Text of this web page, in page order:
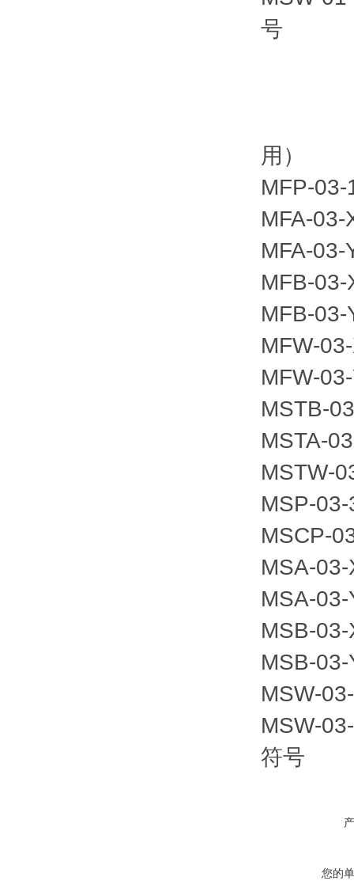
号
用）
MFP-
MFA-
MFA-03-
MFB-
MFB-
MFW-
MFW-
MSTB-
MSTA-
MSTW-
MSP-
MSCP-
MSA-
MSA-
MSB-
MSB-
MSW-
MSW-
符
您的